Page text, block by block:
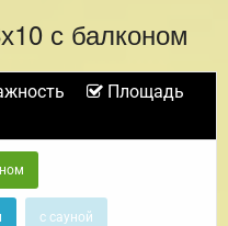
с балконом
Площадь
с сауной